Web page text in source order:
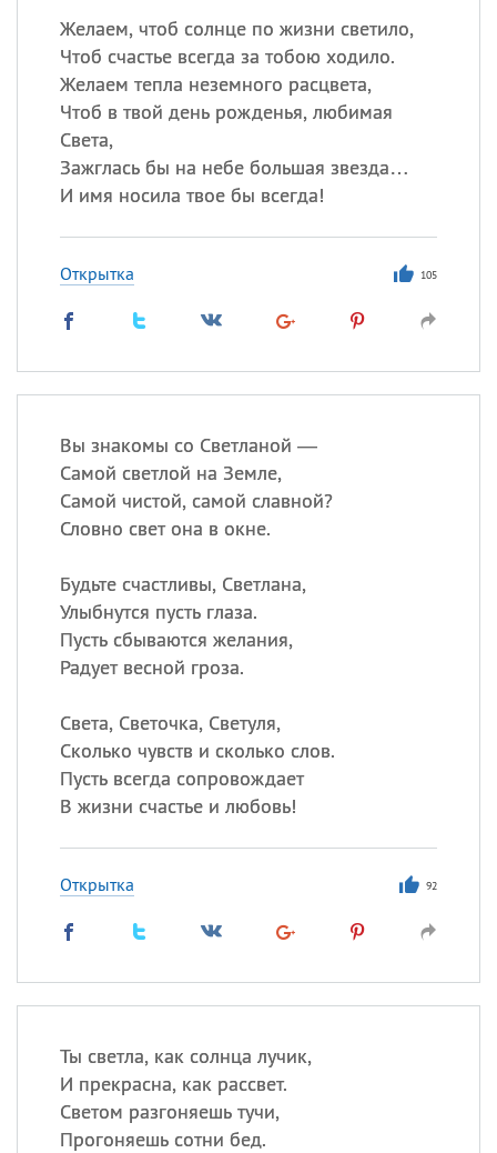
Желаем, чтоб солнце по жизни светило,
Чтоб счастье всегда за тобою ходило.
Желаем тепла неземного расцвета,
Чтоб в твой день рожденья, любимая
Света,
Зажглась бы на небе большая звезда…
И имя носила твое бы всегда!
Открытка 105
Вы знакомы со Светланой —
Самой светлой на Земле,
Самой чистой, самой славной?
Словно свет она в окне.
Будьте счастливы, Светлана,
Улыбнутся пусть глаза.
Пусть сбываются желания,
Радует весной гроза.
Света, Светочка, Светуля,
Сколько чувств и сколько слов.
Пусть всегда сопровождает
В жизни счастье и любовь!
Открытка 92
Ты светла, как солнца лучик,
И прекрасна, как рассвет.
Светом разгоняешь тучи,
Прогоняешь сотни бед.
происхождение